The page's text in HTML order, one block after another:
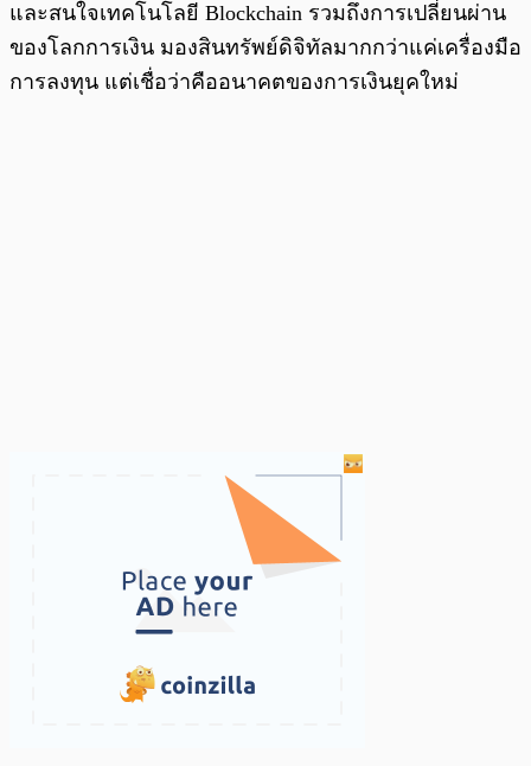
และสนใจเทคโนโลยี Blockchain รวมถึงการเปลี่ยนผ่าน
ของโลกการเงิน มองสินทรัพย์ดิจิทัลมากกว่าแค่เครื่องมือ
การลงทุน แต่เชื่อว่าคืออนาคตของการเงินยุคใหม่